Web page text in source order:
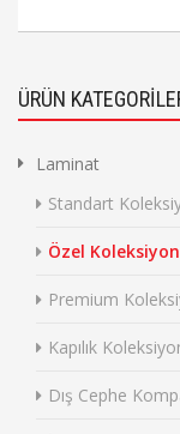
ÜRÜN
Laminat
Standart
Özel Koleksiyon
Premium
Kapılık
Dış Cephe